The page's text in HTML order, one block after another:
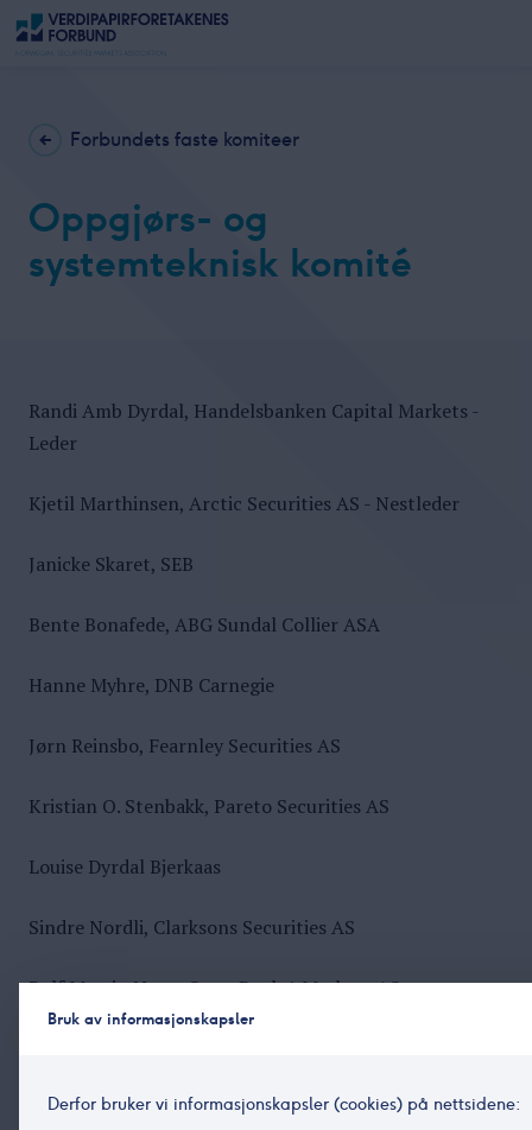
Forbundets faste komiteer
Oppgjørs- og
systemteknisk komité
Randi Amb Dyrdal, Handelsbanken Capital Markets -
Leder
Kjetil Marthinsen, Arctic Securities AS - Nestleder
Janicke Skaret, SEB
Bente Bonafede, ABG Sundal Collier ASA
Hanne Myhre, DNB Carnegie
Jørn Reinsbo, Fearnley Securities AS
Kristian O. Stenbakk, Pareto Securities AS
Louise Dyrdal Bjerkaas
Sindre Nordli, Clarksons Securities AS
Rolf Martin Næss, SpareBank 1 Markets AS
Johannes Torsteinsson, Norne Securities AS
Bruk av informasjonskapsler
Derfor bruker vi informasjonskapsler (cookies) på nettsidene: